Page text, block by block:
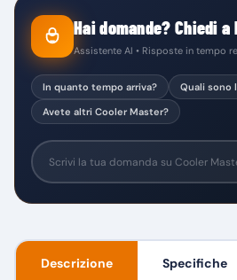
Hai domande? Chiedi a
Assistente AI • Risposte in tempo
In quanto tempo arriva?
Quali sono
Avete altri Cooler Master?
Descrizione Specifiche